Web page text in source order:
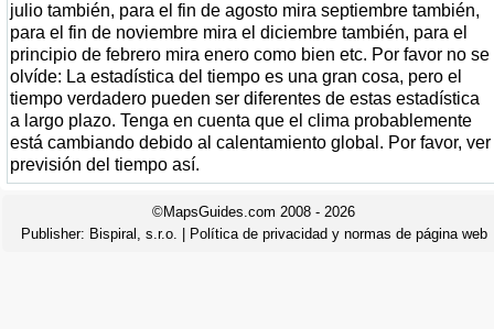
julio también, para el fin de agosto mira septiembre también,
para el fin de noviembre mira el diciembre también, para el
principio de febrero mira enero como bien etc. Por favor no se
olvíde: La estadística del tiempo es una gran cosa, pero el
tiempo verdadero pueden ser diferentes de estas estadística
a largo plazo. Tenga en cuenta que el clima probablemente
está cambiando debido al calentamiento global. Por favor, ver
previsión del tiempo así.
©MapsGuides.com 2008 - 2026
Publisher: Bispiral, s.r.o. Política de privacidad y normas de página web